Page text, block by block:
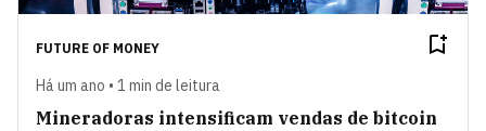
FUTURE OF MONEY
Há um ano • 1 min de leitura
Mineradoras intensificam vendas de bitcoin